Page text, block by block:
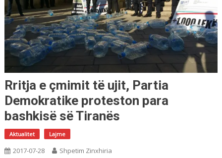
Rritja e çmimit të ujit, Partia
Demokratike proteston para
bashkisë së Tiranës
Aktualitet Lajme
2017-07-28 Shpetim Zinxhiria